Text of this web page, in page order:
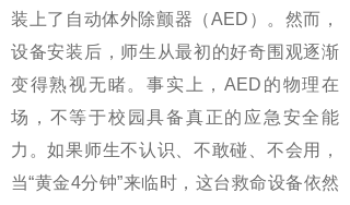
装上了自动体外除颤器（AED）。然而，
设备安装后，师生从最初的好奇围观逐渐
变得熟视无睹。事实上，AED的物理在
场，不等于校园具备真正的应急安全能
力。如果师生不认识、不敢碰、不会用，
当“黄金4分钟”来临时，这台救命设备依然